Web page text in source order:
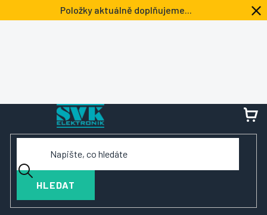
na
Položky aktuálně doplňujeme...
HLEDAT